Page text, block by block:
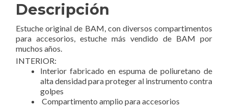
Descripción
Estuche original de BAM, con diversos compartimentos
para accesorios, estuche más vendido de BAM por
muchos años.
INTERIOR:
Interior fabricado en espuma de poliuretano de
alta densidad para proteger al instrumento contra
golpes
Compartimento amplio para accesorios